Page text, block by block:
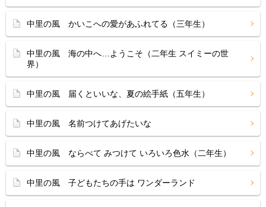
中里の風 かいこへの愛があふれてる（三年生）
中里の風 海の中へ…ようこそ（二年生 スイミーの世
界）
中里の風 届くといいな、夏の絵手紙（五年生）
中里の風 名前つけてあげたいな
中里の風 ならべて みつけて いろいろ色水（二年生）
中里の風 子どもたちの手は ワンダーランド